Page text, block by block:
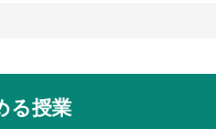
る授業